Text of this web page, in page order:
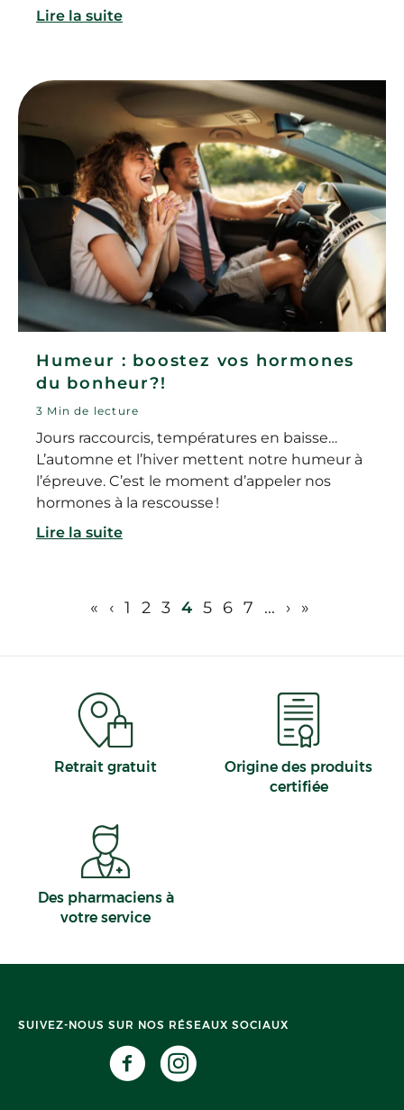
Lire la suite
Humeur : boostez vos hormones
du bonheur?!
3 Min de lecture
Jours raccourcis, températures en baisse…
L’automne et l’hiver mettent notre humeur à
l’épreuve. C’est le moment d’appeler nos
hormones à la rescousse !
Lire la suite
« ‹ 1 2 3 4 5 6 7 ... › »
Retrait gratuit
Origine des produits
certifiée
Des pharmaciens à
votre service
SUIVEZ-NOUS SUR NOS RÉSEAUX SOCIAUX